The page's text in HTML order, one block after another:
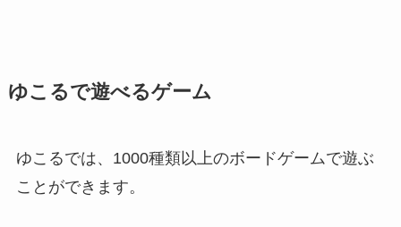
ゆこるで遊べるゲーム
ゆこるでは、1000種類以上のボードゲームで遊ぶ
ことができます。